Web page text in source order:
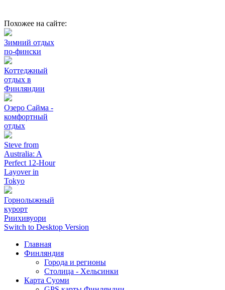
Похожее на сайте:
Зимний отдых
по-фински
Коттеджный
отдых в
Финляндии
Озеро Сайма -
комфортный
отдых
Steve from
Australia: A
Perfect 12-Hour
Layover in
Tokyo
Горнолыжный
курорт
Риихивуoри
Switch to Desktop Version
Главная
Финляндия
Города и регионы
Столица - Хельсинки
Карта Суоми